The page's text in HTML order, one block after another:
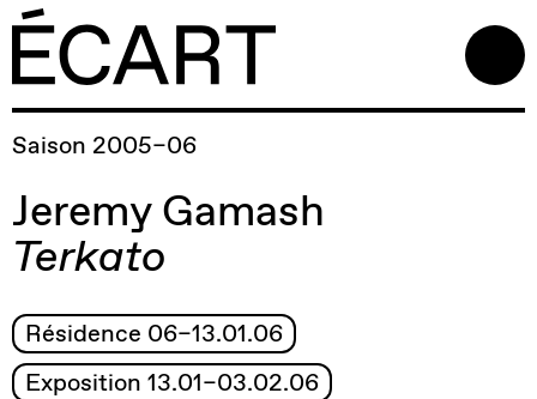
Saison 2005–06
Jeremy Gamash
Terkato
Résidence 06–13.01.06
Exposition 13.01–03.02.06